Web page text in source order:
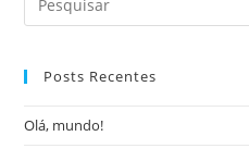
Posts Recentes
Olá, mundo!